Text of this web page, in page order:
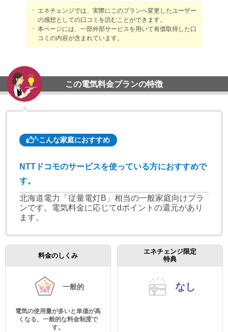
エネチェンジでは、実際にこのプランへ変更したユーザー
の感想としての口コミを読むことができます。
本ページには、一部外部サービスを用いて有償取得した口
コミの内容が含まれています。
この電気料金プランの特徴
こんな家庭におすすめ
NTTドコモのサービスを使っている方におすすめで
す。
北海道電力「従量電灯B」相当の一般家庭向けプラ
ンです。電気料金に応じてdポイントの還元があり
ます。
料金のしくみ
一般的
電気の使用量が多いと単価が高
くなる、一般的な料金制度で
す。
エネチェンジ限定
特典
なし